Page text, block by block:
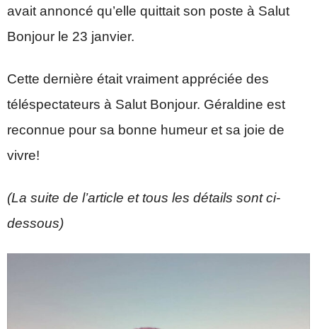
avait annoncé qu’elle quittait son poste à Salut
Bonjour le 23 janvier.
Cette dernière était vraiment appréciée des
téléspectateurs à Salut Bonjour. Géraldine est
reconnue pour sa bonne humeur et sa joie de
vivre!
(La suite de l’article et tous les détails sont ci-
dessous)